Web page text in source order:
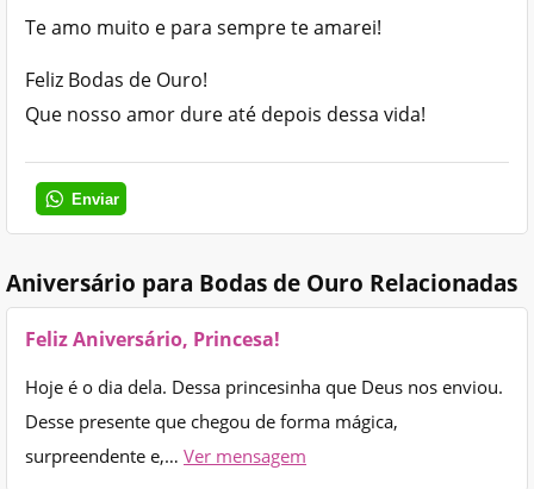
Te amo muito e para sempre te amarei!
Feliz Bodas de Ouro!
Que nosso amor dure até depois dessa vida!
Enviar
Aniversário para Bodas de Ouro Relacionadas
Feliz Aniversário, Princesa!
Hoje é o dia dela. Dessa princesinha que Deus nos enviou.
Desse presente que chegou de forma mágica,
surpreendente e,… Ver mensagem